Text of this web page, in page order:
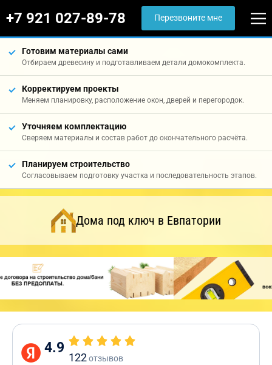
+7 921 027-89-78 Перезвоните мне
Готовим материалы сами
Отбираем древесину и подготавливаем детали домокомплекта.
Корректируем проекты
Меняем планировку, расположение окон, дверей и перегородок.
Уточняем комплектацию
Сверяем материалы и состав работ до окончательного расчёта.
Планируем строительство
Согласовываем подготовку участка и последовательность этапов.
Дома под ключ в Евпатории
4.9
122отзывов